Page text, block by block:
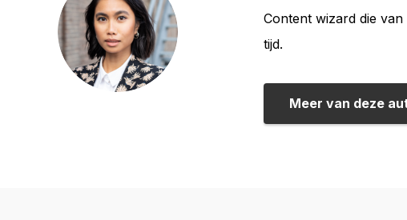
Content wizard die
tijd.
Meer van deze